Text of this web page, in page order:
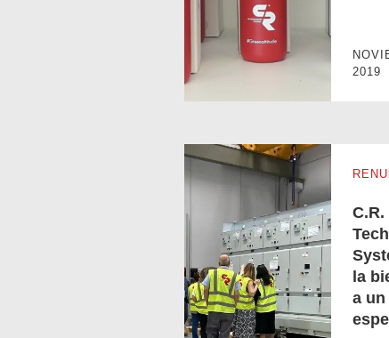
PROYECTO PLASTIC-FREE
2019
C.R. Technology Systems dio
C.R.
la
a